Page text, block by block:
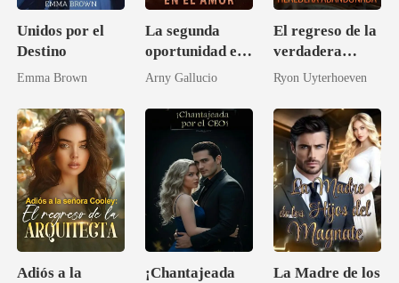
Unidos por el
Destino
Emma Brown
La segunda
oportunidad en
el amor
Arny Gallucio
El regreso de la
verdadera
heredera
Ryon Uyterhoeven
Adiós a la
¡Chantajeada
La Madre de los